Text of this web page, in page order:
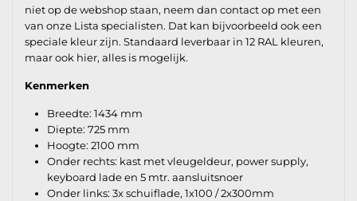
niet op de webshop staan, neem dan contact op met een
van onze Lista specialisten. Dat kan bijvoorbeeld ook een
speciale kleur zijn. Standaard leverbaar in 12 RAL kleuren,
maar ook hier, alles is mogelijk.
Kenmerken
Breedte: 1434 mm
Diepte: 725 mm
Hoogte: 2100 mm
Onder rechts: kast met vleugeldeur, power supply,
keyboard lade en 5 mtr. aansluitsnoer
Onder links: 3x schuiflade, 1x100 / 2x300mm